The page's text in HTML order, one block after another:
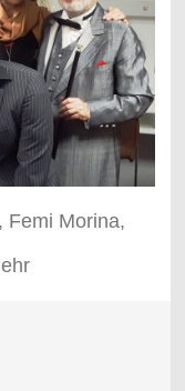
Femi Morina,